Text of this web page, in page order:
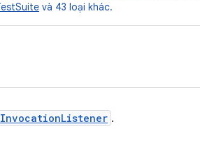
và 43 loại khác.
.